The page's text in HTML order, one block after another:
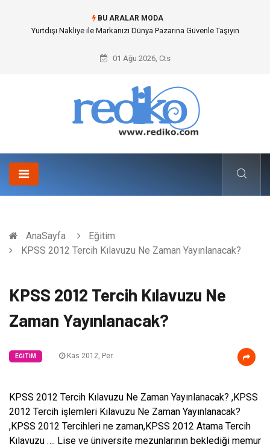
BU ARALAR MODA
Yurtdışı Nakliye ile Markanızı Dünya Pazarına Güvenle Taşıyın
01 Ağu 2026, Cts
AnaSayfa
Eğitim
KPSS 2012 Tercih Kılavuzu Ne Zaman Yayınlanacak?
KPSS 2012 Tercih Kılavuzu Ne
Zaman Yayınlanacak?
EĞITIM Kas 2012, Per
KPSS 2012 Tercih Kılavuzu Ne Zaman Yayınlanacak? ,KPSS
2012 Tercih işlemleri Kılavuzu Ne Zaman Yayınlanacak?
,KPSS 2012 Tercihleri ne zaman,KPSS 2012 Atama Tercih
Kılavuzu …. Lise ve üniversite mezunlarının beklediği memur